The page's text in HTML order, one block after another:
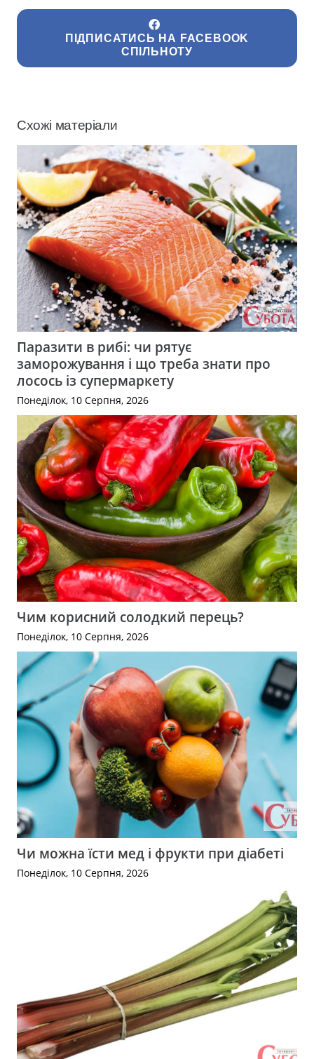
ПІДПИСАТИСЬ НА FACEBOOK
СПІЛЬНОТУ
Схожі матеріали
Паразити в рибі: чи рятує
заморожування і що треба знати про
лосось із супермаркету
Понеділок, 10 Серпня, 2026
Чим корисний солодкий перець?
Понеділок, 10 Серпня, 2026
Чи можна їсти мед і фрукти при діабеті
Понеділок, 10 Серпня, 2026